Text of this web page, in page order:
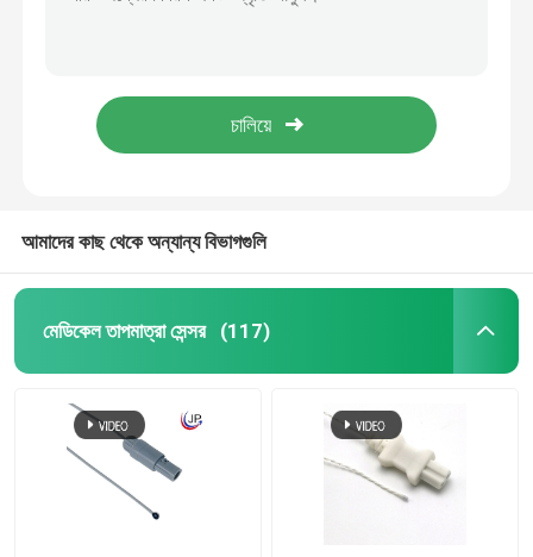
এনটিসি থার্মিস্টার প্রোব
পাতলা ফিল্ম থার্মিস্টর
গ্লাস বিড থার্মিস্টর
আরটিডি তাপমাত্রা সেন্সর
আমাদের কাছ থেকে অন্যান্য বিভাগগুলি
মেডিকেল তাপমাত্রা সেন্সর (117)